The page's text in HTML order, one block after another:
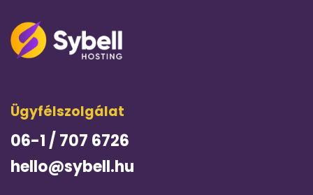
Ügyfélszolgálat
06-1 / 707 6726
hello@sybell.hu